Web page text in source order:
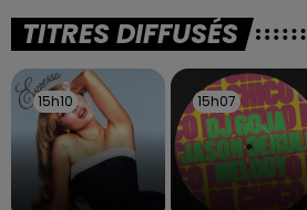
TITRES DIFFUSÉS
15h10
15h10 15h07
15h07